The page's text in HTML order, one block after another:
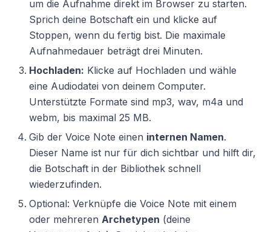
um die Aufnahme direkt im Browser zu starten.
Sprich deine Botschaft ein und klicke auf
Stoppen, wenn du fertig bist. Die maximale
Aufnahmedauer beträgt drei Minuten.
Hochladen: Klicke auf Hochladen und wähle
eine Audiodatei von deinem Computer.
Unterstützte Formate sind mp3, wav, m4a und
webm, bis maximal 25 MB.
Gib der Voice Note einen internen Namen.
Dieser Name ist nur für dich sichtbar und hilft dir,
die Botschaft in der Bibliothek schnell
wiederzufinden.
Optional: Verknüpfe die Voice Note mit einem
oder mehreren Archetypen (deine